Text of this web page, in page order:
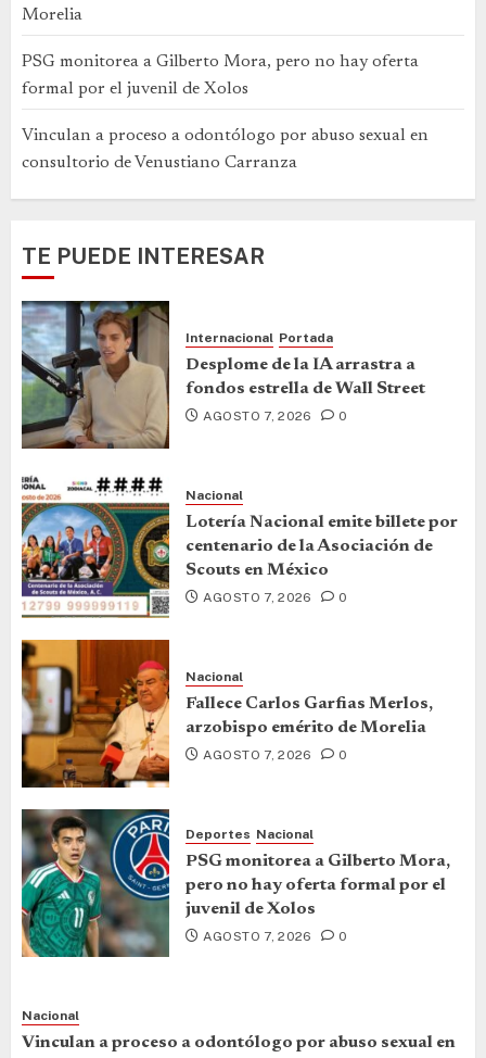
Morelia
PSG monitorea a Gilberto Mora, pero no hay oferta
formal por el juvenil de Xolos
Vinculan a proceso a odontólogo por abuso sexual en
consultorio de Venustiano Carranza
TE PUEDE INTERESAR
Internacional Portada
Desplome de la IA arrastra a
fondos estrella de Wall Street
AGOSTO 7, 2026 0
Nacional
Lotería Nacional emite billete por
centenario de la Asociación de
Scouts en México
AGOSTO 7, 2026 0
Nacional
Fallece Carlos Garfias Merlos,
arzobispo emérito de Morelia
AGOSTO 7, 2026 0
Deportes Nacional
PSG monitorea a Gilberto Mora,
pero no hay oferta formal por el
juvenil de Xolos
AGOSTO 7, 2026 0
Nacional
Vinculan a proceso a odontólogo por abuso sexual en